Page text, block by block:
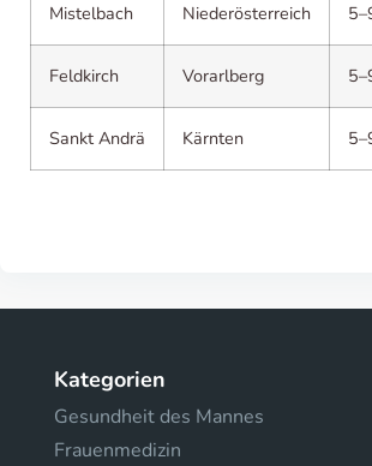
Mistelbach Niederösterreich
Feldkirch Vorarlberg
Sankt Andrä Kärnten
Kategorien
Gesundheit des Mannes
Frauenmedizin